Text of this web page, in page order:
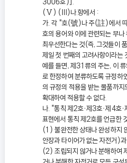
(Ⅴ) (III)나.항에서 :
가. 각 "호(號)나 주(註)에서
호의 용어와 이에 관련되는 부
최우선한다는 것(즉, 그것들이
제일 첫 번째의 고려사항이라는
예를 들면, 제31류의 주는, 이
로 한정하여 분류하도록 규정하
의 규정의 적용을 받는 물품까
확대하여 적용할 수 없다.
나. "통칙 제2호ㆍ제3호ㆍ제4호
표현에서 통칙 제2호를 언급한
(1) 불완전한 상태나 완성하지
안장과 타이어가 없는 자전거)과
(2) 조립되지 않거나 분해하여